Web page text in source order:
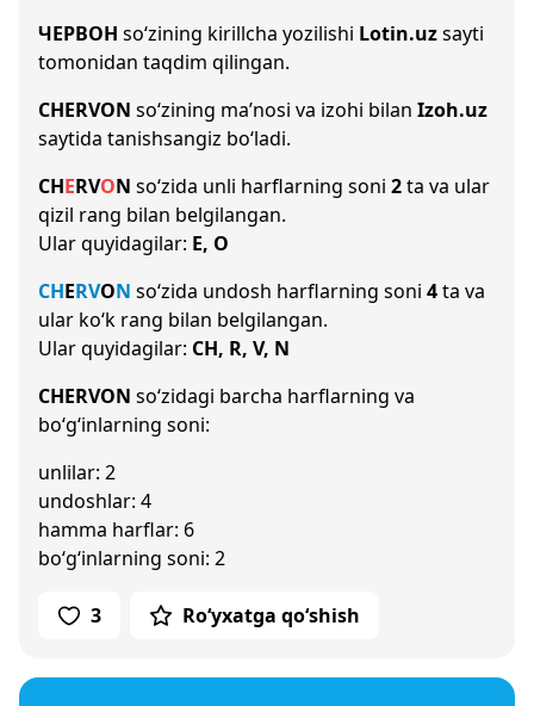
ЧЕРВОН so‘zining kirillcha yozilishi Lotin.uzsayti
tomonidan taqdim qilingan.
CHERVON so‘zining ma’nosi va izohi bilan Izoh.uz
saytida tanishsangiz bo‘ladi.
CHERVON so‘zida unli harflarning soni 2ta va ular
qizil rang bilan belgilangan.
Ular quyidagilar: E, O
CHERVON so‘zida undosh harflarning soni 4ta va
ular ko‘k rang bilan belgilangan.
Ular quyidagilar: CH, R, V, N
CHERVON so‘zidagi barcha harflarning va
bo‘g‘inlarning soni:
unlilar: 2
undoshlar: 4
hamma harflar: 6
bo‘g‘inlarning soni: 2
3 Ro‘yxatga qo‘shish